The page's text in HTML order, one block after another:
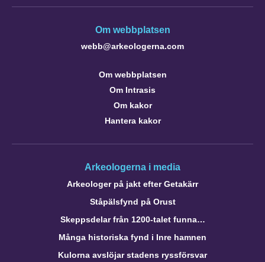
Om webbplatsen
webb@arkeologerna.com
Om webbplatsen
Om Intrasis
Om kakor
Hantera kakor
Arkeologerna i media
Arkeologer på jakt efter Getakärr
Ståpälsfynd på Orust
Skeppsdelar från 1200-talet funna…
Många historiska fynd i Inre hamnen
Kulorna avslöjar stadens ryssförsvar